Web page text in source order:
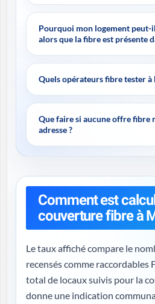
Pourquoi mon logement peut-
alors que la fibre est présente
Quels opérateurs fibre tester à
Que faire si aucune offre fibre
adresse ?
Comment est
couverture fibre à
Le taux affiché compare le
recensés comme raccordables FTTH avec le
total de locaux suivis pour la
donne une indication communale : il ne remplace pas